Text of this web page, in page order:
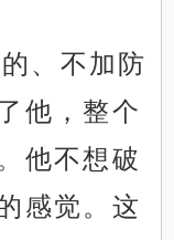
、不加防
他，整个
他不想破
感觉。这